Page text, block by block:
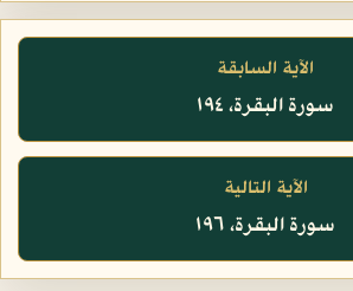
الآية السابقة
سورة البقرة، ١٩٤
الآية التالية
سورة البقرة، ١٩٦